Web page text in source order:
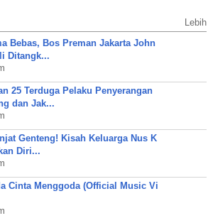
Lebih
Bebas, Bos Preman Jakarta John
Ditangk...
25 Terduga Pelaku Penyerangan
dan Jak...
Genteng! Kisah Keluarga Nus K
Diri...
Cinta Menggoda (Official Music Vi